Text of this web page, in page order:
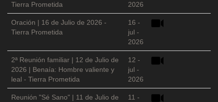
Tierra Prometida
2026
Oración | 16 de Julio de 2026 -
Tierra Prometida
16 -
jul -
2026
2ª Reunión familiar | 12 de Julio de
2026 | Benaía: Hombre valiente y
leal - Tierra Prometida
12 -
jul -
2026
Reunión "Sé Sano" | 11 de Julio de
11 -